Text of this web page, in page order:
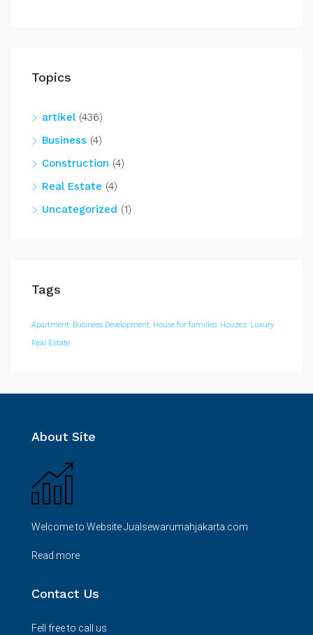
Topics
artikel(436)
Business (4)
Construction (4)
Real Estate (4)
Uncategorized (1)
Tags
Apartment Business Development House for families Houzez Luxury
Real Estate
About Site
Welcome to Website Jualsewarumahjakarta.com
Read more
Contact Us
Fell free to call us